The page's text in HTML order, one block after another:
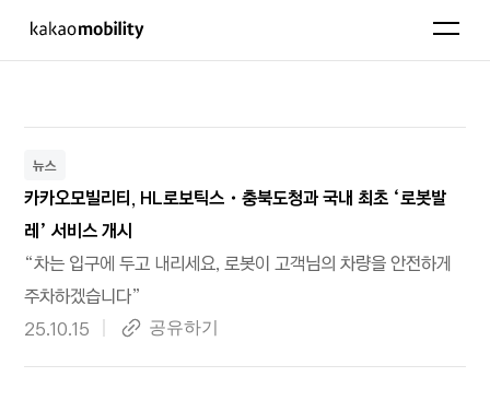
펼치기
뉴스
카카오모빌리티, HL로보틱스・충북도청과 국내 최초 ‘로봇발
레’ 서비스 개시
“차는 입구에 두고 내리세요, 로봇이 고객님의 차량을 안전하게
주차하겠습니다”
작성 일자
25.10.15 공유하기
링크복사